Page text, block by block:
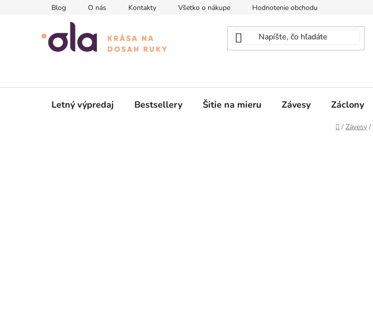
Blog O nás Kontakty Všetko o nákupe Hodnotenie obchodu
Letný výpredaj Bestsellery Šitie na mieru Závesy Záclony
Domov
/ Závesy /